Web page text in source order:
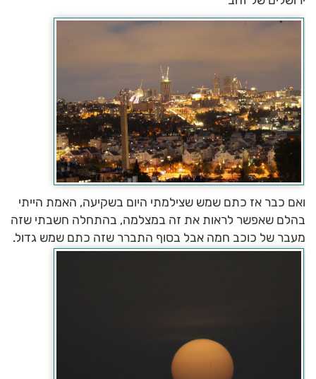
ואם כבר אז כתם שמש שצילמתי היום בשקיעה, האמת הייתי
בהלם שאפשר לראות את זה במצלמה, בהתחלה חשבתי שזה
מעבר של כוכב חמה אבל בסוף התברר שזה כתם שמש גדול.